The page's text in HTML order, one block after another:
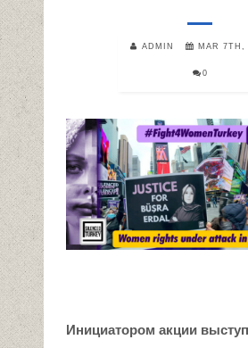
ADMIN MAR 7TH,
0
Инициатором акции